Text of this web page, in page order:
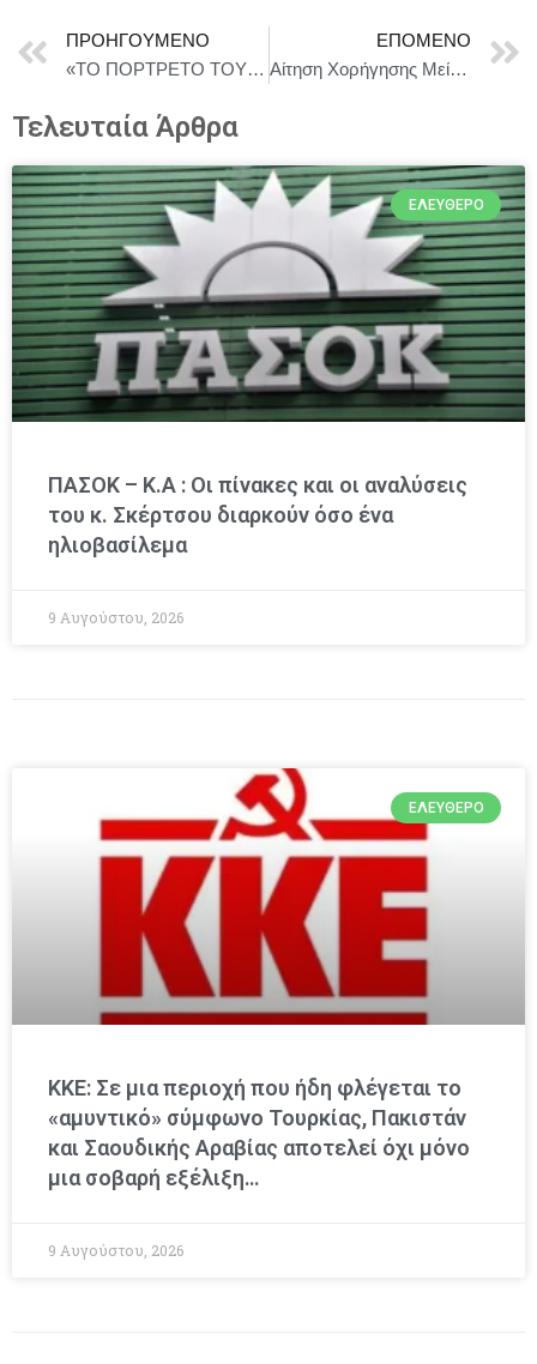
ΠΡΟΗΓΟΎΜΕΝΟ
«ΤΟ ΠΟΡΤΡΕΤΟ ΤΟΥ ΝΤΟΡΙΑΝ ΓΚΡΕΪ» του Όσκαρ Ουάιλντ, στη βραβευμένη εκδοχή του Kip Williams | Σκην. Δημήτρης Αγιοπετρίτης Μπογδάνος | Με τη Νάντια Κοντογεώργη | Θέατρο Πορεία | Από 9/2
ΕΠΌΜΕΝΟ
Αίτηση Χορήγησης Μείωσης ΕΝΦΙΑ Ασφαλισμένων Κατοικιών
Τελευταία Άρθρα
ΕΛΕΎΘΕΡΟ
ΠΑΣΟΚ – Κ.Α : Οι πίνακες και οι αναλύσεις
του κ. Σκέρτσου διαρκούν όσο ένα
ηλιοβασίλεμα
9 Αυγούστου, 2026
ΕΛΕΎΘΕΡΟ
ΚΚΕ: Σε μια περιοχή που ήδη φλέγεται το
«αμυντικό» σύμφωνο Τουρκίας, Πακιστάν
και Σαουδικής Αραβίας αποτελεί όχι μόνο
μια σοβαρή εξέλιξη…
9 Αυγούστου, 2026